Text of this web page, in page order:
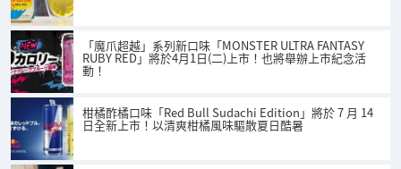
「魔爪超越」系列新口味「MONSTER ULTRA FANTASY
RUBY RED」將於4月1日(二)上市！也將舉辦上市紀念活
動！
柑橘酢橘口味「Red Bull Sudachi Edition」將於 7 月 14
日全新上市！以清爽柑橘風味驅散夏日酷暑